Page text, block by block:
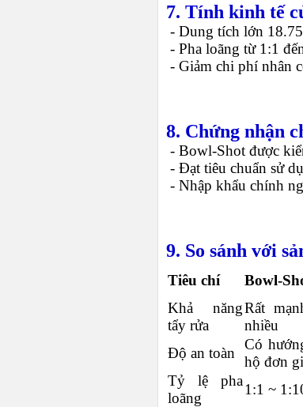
7. Tính kinh tế
- Dung tích lớn
- Pha loãng từ 1:1
- Giảm chi phí nhân
8. Chứng nhận
- Bowl-Shot được
- Đạt tiêu chuẩn sử
- Nhập khẩu chính
9. So sánh với
Tiêu chí Bowl-
Khả năng
tẩy rửa
Rất
nhiều
Độ an toàn
Có
hộ đơn
Tỷ lệ pha
loãng
1:1 ~